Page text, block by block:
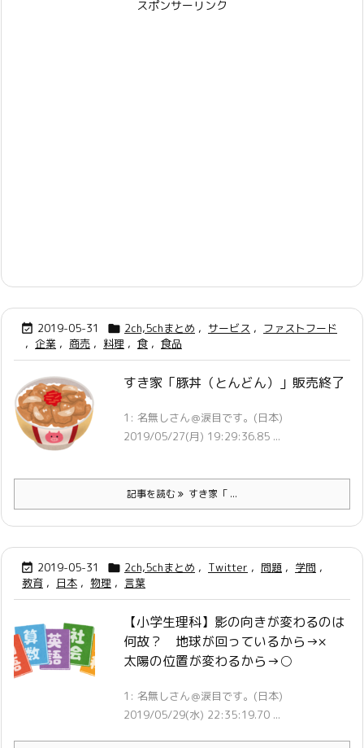
スポンサーリンク
 2019-05-31  2ch,5chまとめ , サービス , ファストフード
, 企業 , 商売 , 料理 , 食 , 食品
すき家「豚丼（とんどん）」販売終了
1: 名無しさん＠涙目です。(日本)
2019/05/27(月) 19:29:36.85 ...
記事を読む すき家「 ...
 2019-05-31  2ch,5chまとめ , Twitter , 問題 , 学問 ,
教育 , 日本 , 物理 , 言葉
【小学生理科】影の向きが変わるのは
何故？ 地球が回っているから→×
太陽の位置が変わるから→○
1: 名無しさん＠涙目です。(日本)
2019/05/29(水) 22:35:19.70 ...